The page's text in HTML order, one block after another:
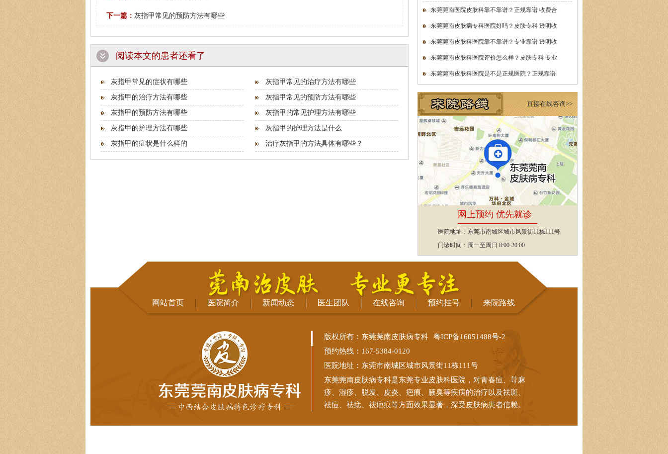
下一篇： 灰指甲常见的预防方法有哪些
阅读本文的患者还看了
灰指甲常见的症状有哪些 灰指甲常见的治疗方法有哪些
灰指甲的治疗方法有哪些 灰指甲常见的预防方法有哪些
灰指甲的预防方法有哪些 灰指甲的常见护理方法有哪些
灰指甲的护理方法有哪些 灰指甲的护理方法是什么
灰指甲的症状是什么样的 治疗灰指甲的方法具体有哪些？
东莞莞南医院皮肤科靠不靠谱？正规靠谱 收费合
东莞莞南皮肤病专科医院好吗？皮肤专科 透明收
东莞莞南皮肤科医院靠不靠谱？专业靠谱 透明收
东莞莞南皮肤科医院评价怎么样？皮肤专科 专业
东莞莞南皮肤科医院是不是正规医院？正规靠谱
直接在线咨询>>
网上预约 优先就诊
医院地址：东莞市南城区城市风景街11栋111号
门诊时间：周一至周日 8:00-20:00
网站首页 医院简介 新闻动态 医生团队 在线咨询 预约挂号 来院路线
版权所有：东莞莞南皮肤病专科
粤ICP备16051488号-2
预约热线：167-5384-0120
医院地址：东莞市南城区城市风景街11栋111号
东莞莞南皮肤病专科是东莞专业皮肤科医院，对青春痘、荨麻
疹、湿疹、脱发、皮炎、疤痕、腋臭等疾病的治疗以及祛斑、
祛痘、祛痣、祛疤痕等方面效果显著，深受皮肤病患者信赖。